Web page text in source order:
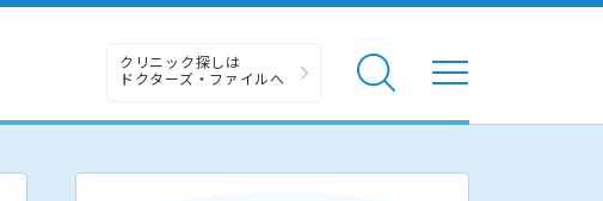
クリニック探しは
ドクターズ・ファイルへ